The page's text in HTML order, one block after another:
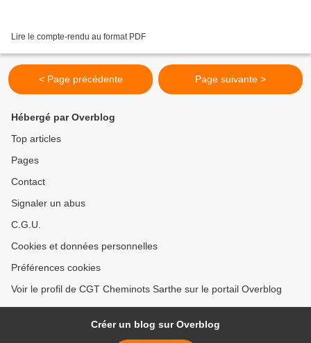
Lire le compte-rendu au format PDF
< Page précédente Page suivante >
Hébergé par Overblog
Top articles
Pages
Contact
Signaler un abus
C.G.U.
Cookies et données personnelles
Préférences cookies
Voir le profil de CGT Cheminots Sarthe sur le portail Overblog
Créer un blog sur Overblog